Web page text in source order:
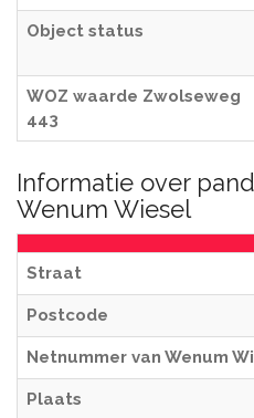
Object status
WOZ waarde Zwolseweg
443
Informatie over
Wenum Wiesel
Straat
Postcode
Netnummer van Wenum
Plaats